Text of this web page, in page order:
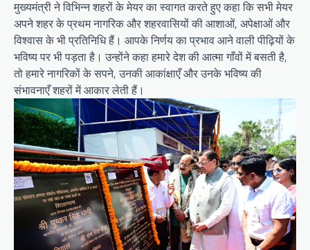
मुख्यमंत्री ने विभिन्न शहरों के मेयर का स्वागत करते हुए कहा कि सभी मेयर
अपने शहर के प्रथम नागरिक और शहरवासियों की आशाओं, अपेक्षाओं और
विश्वास के भी प्रतिनिधि हैं। आपके निर्णय का प्रभाव आने वाली पीढ़ियों के
भविष्य पर भी पड़ता है। उन्होंने कहा हमारे देश की आत्मा गाँवों में बसती है,
तो हमारे नागरिकों के सपने, उनकी आकांक्षाएँ और उनके भविष्य की
संभावनाएँ शहरों में आकार लेती हैं।